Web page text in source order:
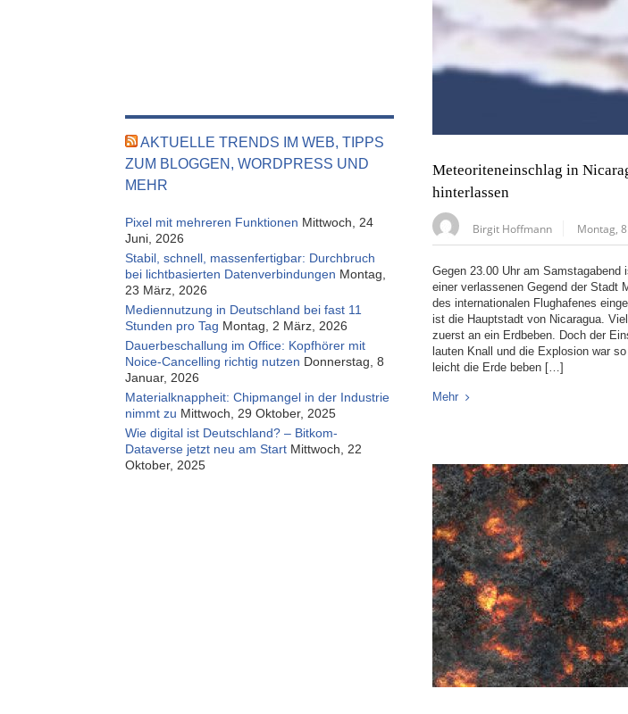
Meteoriteneinschlag in
hinterlassen
Birgit Hoffmann Montag,
Gegen 23.00 Uhr am Samstagabend
einer verlassenen Gegend der Stadt
des internationalen Flughafenes
ist die Hauptstadt von Nicaragua.
zuerst an ein Erdbeben. Doch der
lauten Knall und die Explosion war
leicht die Erde beben […]
Mehr
AKTUELLE TRENDS IM WEB, TIPPS
ZUM BLOGGEN, WORDPRESS UND
MEHR
Pixel mit mehreren Funktionen Mittwoch, 24
Juni, 2026
Stabil, schnell, massenfertigbar: Durchbruch
bei lichtbasierten Datenverbindungen Montag,
23 März, 2026
Mediennutzung in Deutschland bei fast 11
Stunden pro Tag Montag, 2 März, 2026
Dauerbeschallung im Office: Kopfhörer mit
Noice-Cancelling richtig nutzen Donnerstag, 8
Januar, 2026
Materialknappheit: Chipmangel in der Industrie
nimmt zu Mittwoch, 29 Oktober, 2025
Wie digital ist Deutschland? – Bitkom-
Dataverse jetzt neu am Start Mittwoch, 22
Oktober, 2025